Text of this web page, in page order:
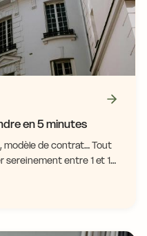
en 5 minutes
modèle de contrat… Tout
sereinement entre 1 et 10